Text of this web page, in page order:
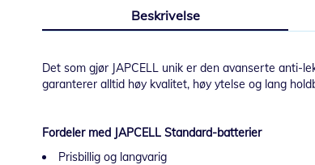
av
Beskrivelse
Det som gjør JAPCELL unik er den avanserte anti-
garanterer alltid høy kvalitet, høy ytelse og lang
Fordeler med JAPCELL Standard-batterier
Prisbillig og langvarig